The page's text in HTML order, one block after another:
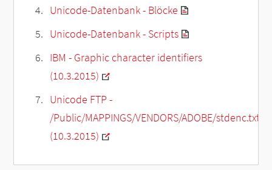
Unicode-Datenbank - Blöcke
Unicode-Datenbank - Scripts
IBM - Graphic character identifiers
(10.3.2015)
Unicode FTP -
/Public/MAPPINGS/VENDORS/ADOBE/stdenc.txt
(10.3.2015)